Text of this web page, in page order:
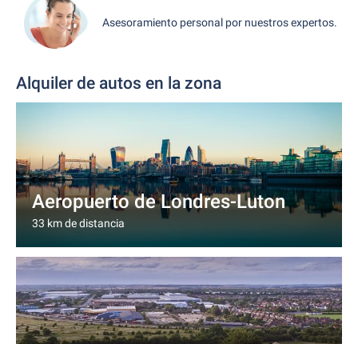
Asesoramiento personal por nuestros expertos.
Alquiler de autos en la zona
Aeropuerto de Londres-Luton
33 km de distancia